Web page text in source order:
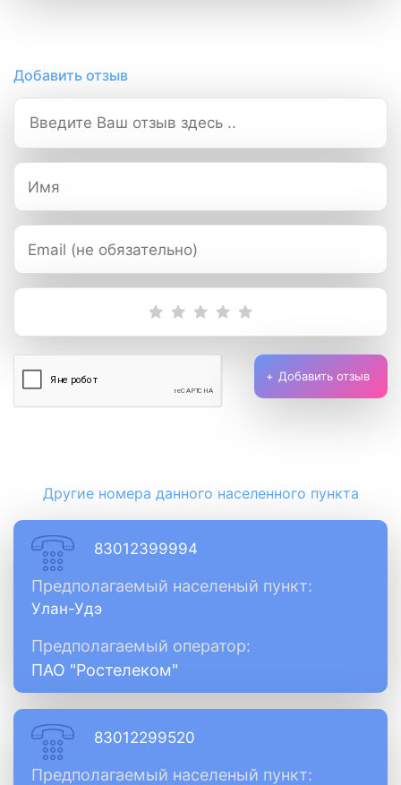
Добавить отзыв
Добавить отзыв
Другие номера данного населенного пункта
83012399994
Предполагаемый населеный пункт:
Улан-Удэ
Предполагаемый оператор:
ПАО "Ростелеком"
83012299520
Предполагаемый населеный пункт: